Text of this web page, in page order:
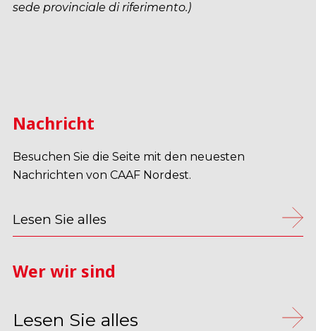
sede provinciale di riferimento.)
Nachricht
Besuchen Sie die Seite mit den neuesten
Nachrichten von CAAF Nordest.
Lesen Sie alles
Wer wir sind
Lesen Sie alles